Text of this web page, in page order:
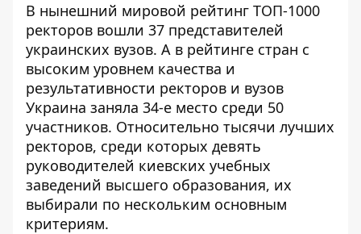
В нынешний мировой рейтинг ТОП-1000
ректоров вошли 37 представителей
украинских вузов. А в рейтинге стран с
высоким уровнем качества и
результативности ректоров и вузов
Украина заняла 34-е место среди 50
участников. Относительно тысячи лучших
ректоров, среди которых девять
руководителей киевских учебных
заведений высшего образования, их
выбирали по нескольким основным
критериям.